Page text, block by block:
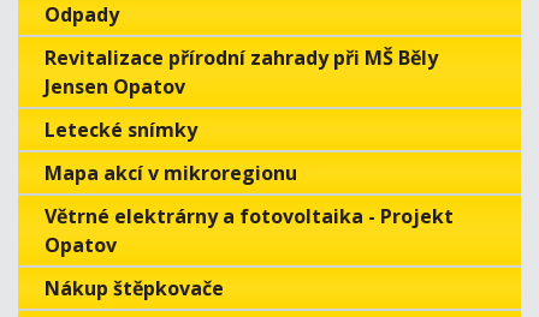
Odpady
Revitalizace přírodní zahrady při MŠ Běly
Jensen Opatov
Letecké snímky
Mapa akcí v mikroregionu
Větrné elektrárny a fotovoltaika - Projekt
Opatov
Nákup štěpkovače